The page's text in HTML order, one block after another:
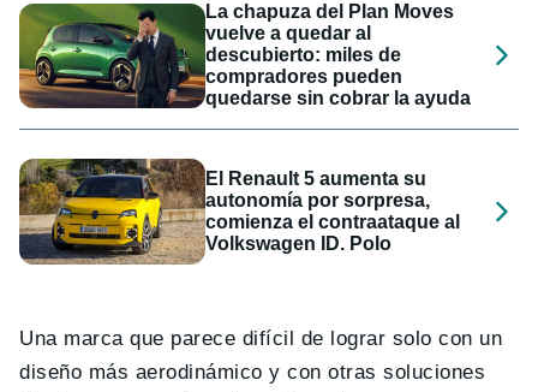
La chapuza del Plan Moves
vuelve a quedar al
descubierto: miles de
compradores pueden
quedarse sin cobrar la ayuda
El Renault 5 aumenta su
autonomía por sorpresa,
comienza el contraataque al
Volkswagen ID. Polo
Una marca que parece difícil de lograr solo con un
diseño más aerodinámico y con otras soluciones